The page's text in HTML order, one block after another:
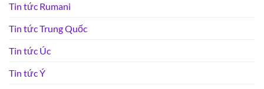
Tin tức Rumani
Tin tức Trung Quốc
Tin tức Úc
Tin tức Ý